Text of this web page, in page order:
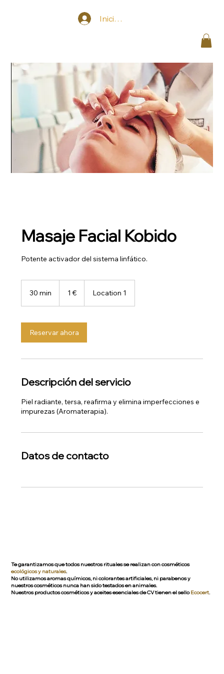
Iniciar sesión
Te garantizamos que todos nuestros rituales se realizan con cosméticos
ecológicos y naturales.
No utilizamos aromas químicos, ni colorantes artificiales, ni parabenos y
nuestros cosméticos nunca han sido testados en animales.
Nuestros productos cosméticos y aceites esenciales de CV tienen el selloEcocert.
Masaje Facial Kobido
Potente activador del sistema linfático.
30 min
m
i
n
1 € Location 1
Reservar ahora
Descripción del servicio
Piel radiante, tersa, reafirma y elimina imperfecciones e
impurezas (Aromaterapia).
Datos de contacto